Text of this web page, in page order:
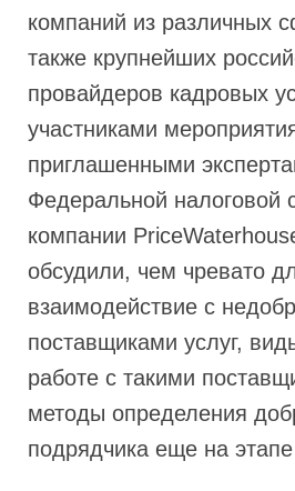
компаний из различных
также крупнейших
провайдеров кадровых
участниками
приглашенными
Федеральной налоговой
компании
обсудили, чем чревато
взаимодействие с
поставщиками услуг,
работе с такими
методы определения
подрядчика еще на